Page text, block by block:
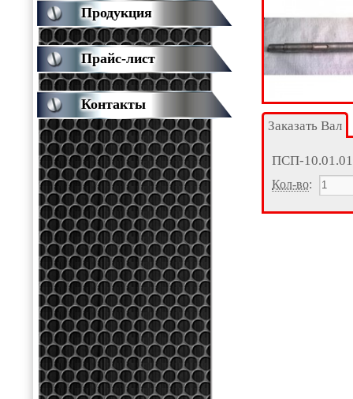
Заказать Вал
ПСП-
Кол-во:
Продукция
Прайс-лист
Контакты